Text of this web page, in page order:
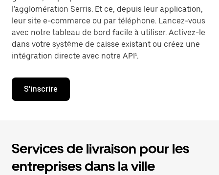
l'agglomération Serris. Et ce, depuis leur application,
leur site e-commerce ou par téléphone. Lancez-vous
avec notre tableau de bord facile à utiliser. Activez-le
dans votre système de caisse existant ou créez une
intégration directe avec notre API¹.
S'inscrire
Services de livraison pour les
entreprises dans la ville